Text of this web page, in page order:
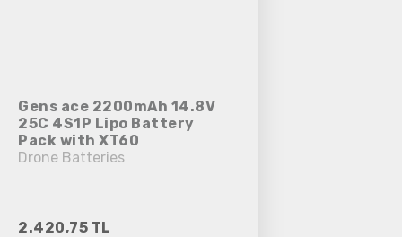
Gens ace 2200mAh 14.8V
25C 4S1P Lipo Battery
Pack with XT60
Drone Batteries
2.420,75 TL